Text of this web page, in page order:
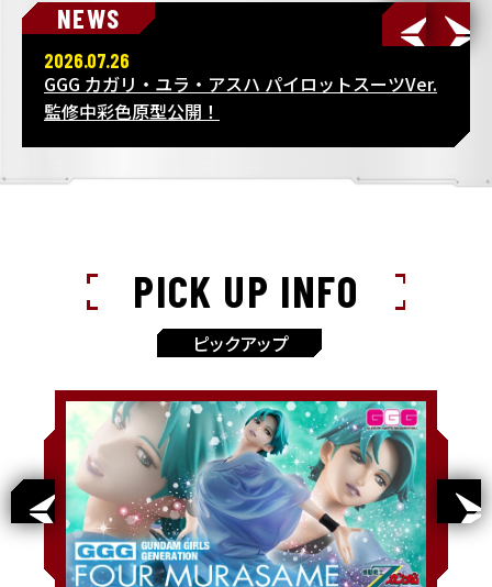
NEWS
2026.07.26
GGG カガリ・ユラ・アスハ パイロットスーツVer.
監修中彩色原型公開！
PICK UP INFO
ピックアップ